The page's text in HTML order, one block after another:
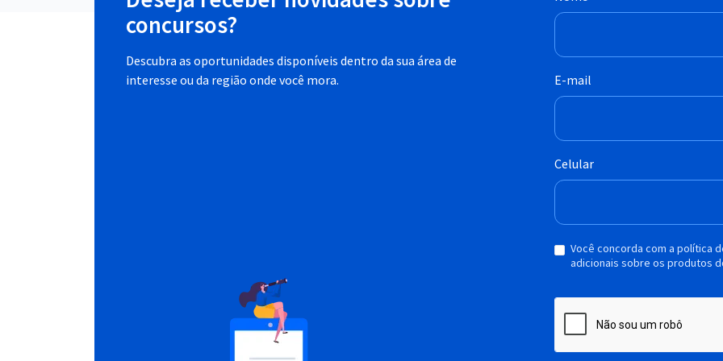
concursos?
Descubra as oportunidades disponíveis dentro da sua área de
interesse ou da região onde você mora.
E-mail
Celular
Você concorda com a política
adicionais sobre os produtos